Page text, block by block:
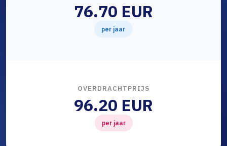
76.70 EUR
per jaar
OVERDRACHTPRIJS
96.20 EUR
per jaar